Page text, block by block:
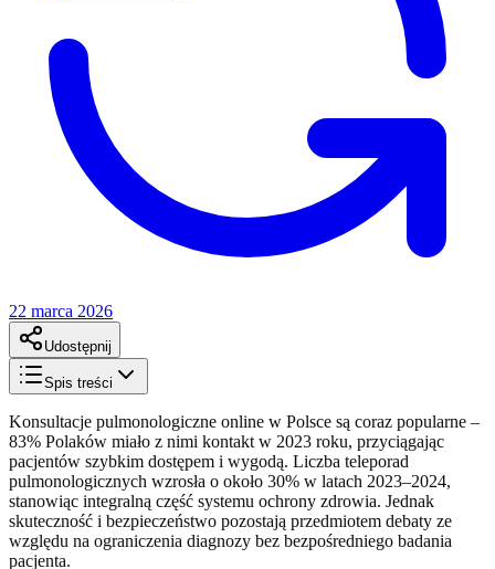
22 marca 2026
Udostępnij
Spis treści
Konsultacje pulmonologiczne online w Polsce są coraz popularne –
83% Polaków miało z nimi kontakt w 2023 roku, przyciągając
pacjentów szybkim dostępem i wygodą. Liczba teleporad
pulmonologicznych wzrosła o około 30% w latach 2023–2024,
stanowiąc integralną część systemu ochrony zdrowia. Jednak
skuteczność i bezpieczeństwo pozostają przedmiotem debaty ze
względu na ograniczenia diagnozy bez bezpośredniego badania
pacjenta.